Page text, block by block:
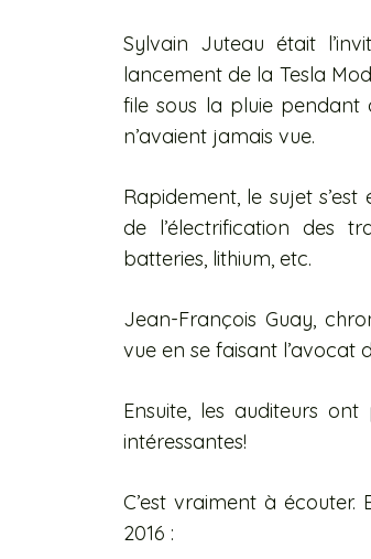
Sylvain Juteau était
lancement de la Tesla
file sous la pluie pendant
n’avaient jamais vue.
Rapidement, le sujet
de l’électrification des
batteries, lithium, etc.
Jean-François Guay,
vue en se faisant l’avocat
Ensuite, les auditeurs
intéressantes!
C’est vraiment à
2016 :